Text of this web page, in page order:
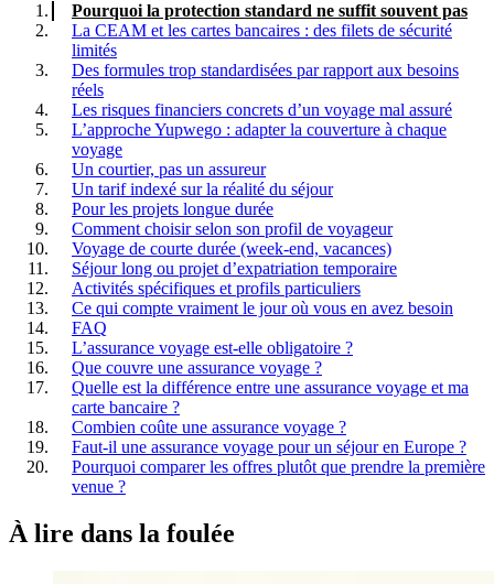
Pourquoi la protection standard ne suffit souvent pas
La CEAM et les cartes bancaires : des filets de sécurité
limités
Des formules trop standardisées par rapport aux besoins
réels
Les risques financiers concrets d’un voyage mal assuré
L’approche Yupwego : adapter la couverture à chaque
voyage
Un courtier, pas un assureur
Un tarif indexé sur la réalité du séjour
Pour les projets longue durée
Comment choisir selon son profil de voyageur
Voyage de courte durée (week-end, vacances)
Séjour long ou projet d’expatriation temporaire
Activités spécifiques et profils particuliers
Ce qui compte vraiment le jour où vous en avez besoin
FAQ
L’assurance voyage est-elle obligatoire ?
Que couvre une assurance voyage ?
Quelle est la différence entre une assurance voyage et ma
carte bancaire ?
Combien coûte une assurance voyage ?
Faut-il une assurance voyage pour un séjour en Europe ?
Pourquoi comparer les offres plutôt que prendre la première
venue ?
À lire dans la foulée